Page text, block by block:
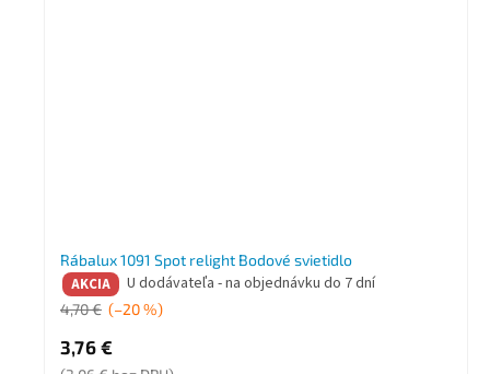
Rábalux 1091 Spot relight Bodové svietidlo
AKCIA U dodávateľa - na objednávku do 7 dní
4,70 € (–20 %)
3,76 €